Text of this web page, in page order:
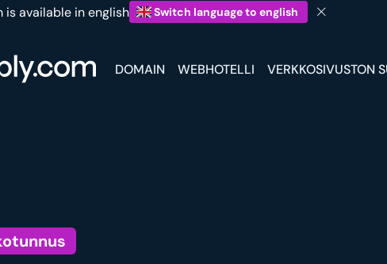
is available in english Switch language to english
DOMAIN WEBHOTELLI VERKKOSIVUSTON